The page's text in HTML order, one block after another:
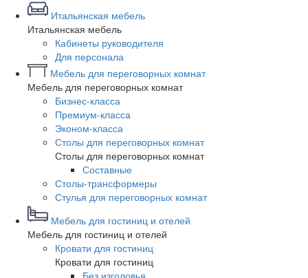
Итальянская мебель
Итальянская мебель
Кабинеты руководителя
Для персонала
Мебель для переговорных комнат
Мебель для переговорных комнат
Бизнес-класса
Премиум-класса
Эконом-класса
Столы для переговорных комнат
Столы для переговорных комнат
Составные
Столы-трансформеры
Стулья для переговорных комнат
Мебель для гостиниц и отелей
Мебель для гостиниц и отелей
Кровати для гостиниц
Кровати для гостиниц